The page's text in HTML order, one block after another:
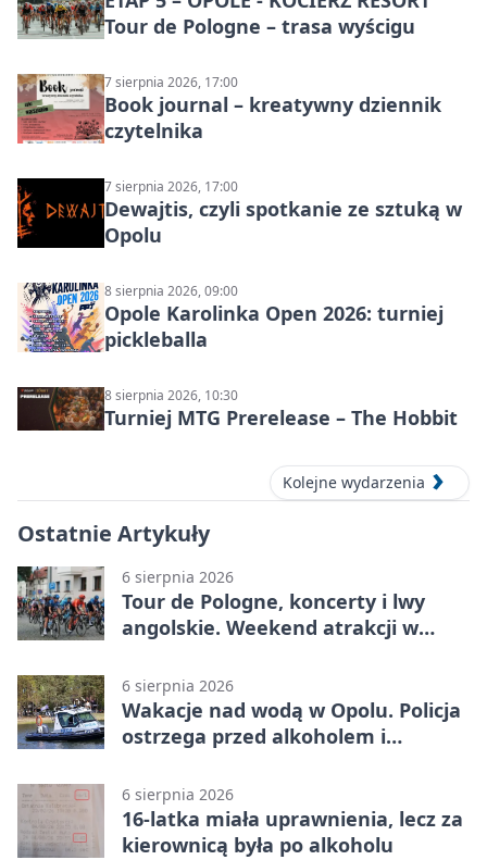
Tour de Pologne – trasa wyścigu
7 sierpnia 2026, 17:00
Book journal – kreatywny dziennik
czytelnika
7 sierpnia 2026, 17:00
Dewajtis, czyli spotkanie ze sztuką w
Opolu
8 sierpnia 2026, 09:00
Opole Karolinka Open 2026: turniej
pickleballa
8 sierpnia 2026, 10:30
Turniej MTG Prerelease – The Hobbit
Kolejne wydarzenia
Ostatnie Artykuły
6 sierpnia 2026
Tour de Pologne, koncerty i lwy
angolskie. Weekend atrakcji w
6 sierpnia 2026
Wakacje nad wodą w Opolu. Policja
ostrzega przed alkoholem i
6 sierpnia 2026
16-latka miała uprawnienia, lecz za
kierownicą była po alkoholu